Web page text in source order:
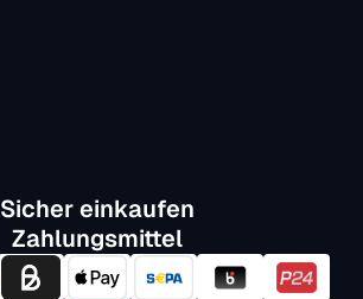
Sicher einkaufen
Zahlungsmittel